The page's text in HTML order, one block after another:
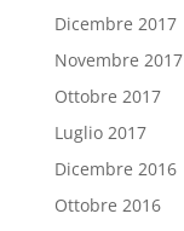
Dicembre 2017
Novembre 2017
Ottobre 2017
Luglio 2017
Dicembre 2016
Ottobre 2016